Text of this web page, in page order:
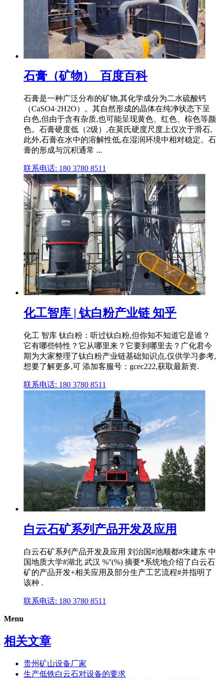
石膏（矿物）_百度百科
石膏是一种广泛分布的矿物,其化学成分为二水硫酸钙
（CaSO4·2H2O）。其自然形成的晶体在纯净状态下呈
白色,但由于含有杂质,也可能呈现黄色、红色、棕色等颜
色。石膏硬度低（2级）,在莫氏硬度尺度上仅次于滑石,
此外,石膏在水中的溶解性低,在湿润环境中相对稳定。石
膏的形成与沉积通常 ...
联系电话: 180 3780 8511
化工智库 | 钛白粉产业链 知乎
化工 智库 钛白粉：听过钛白粉,但你知不知道它是谁？
它有哪些特性？它从哪里来？它要到哪里去？广化君今
期为大家整理了钛白粉产业链基础知识点,仅供学习参考,
想要了解更多,可 添加客服号：gcec222,获取最新资.
联系电话: 180 3780 8511
白云石矿系列产品开发及应用
白云石矿系列产品开发及应用 刘治国#池顺都#朱建东 中
国地质大学#湖北 武汉 %''(%) 摘要*系统地介绍了白云石
矿的产品开发+相关应用及部分生产工艺流程#并指明了
该种 .
联系电话: 180 3780 8511
Menu
相关文章
贵州矿山设备厂家
生产低铁白云石对设备的要求